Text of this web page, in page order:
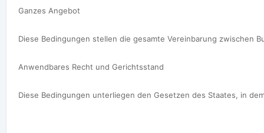
Ganzes Angebot
Diese Bedingungen stellen die gesamte Vereinbarung zwischen
Anwendbares Recht und Gerichtsstand
Diese Bedingungen unterliegen den Gesetzen des Staates, in